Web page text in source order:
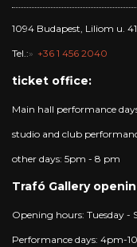
1094 Budapest, Liliom u.
Tel.: +36 1 456 2040
ticket office:
Main hall performance
studio and club
other days: 5pm - 8 pm
Trafó Gallery
Opening hours: Tuesday -
Performance days: 4pm-